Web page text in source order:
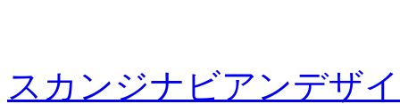
スカンジナビアンデザ